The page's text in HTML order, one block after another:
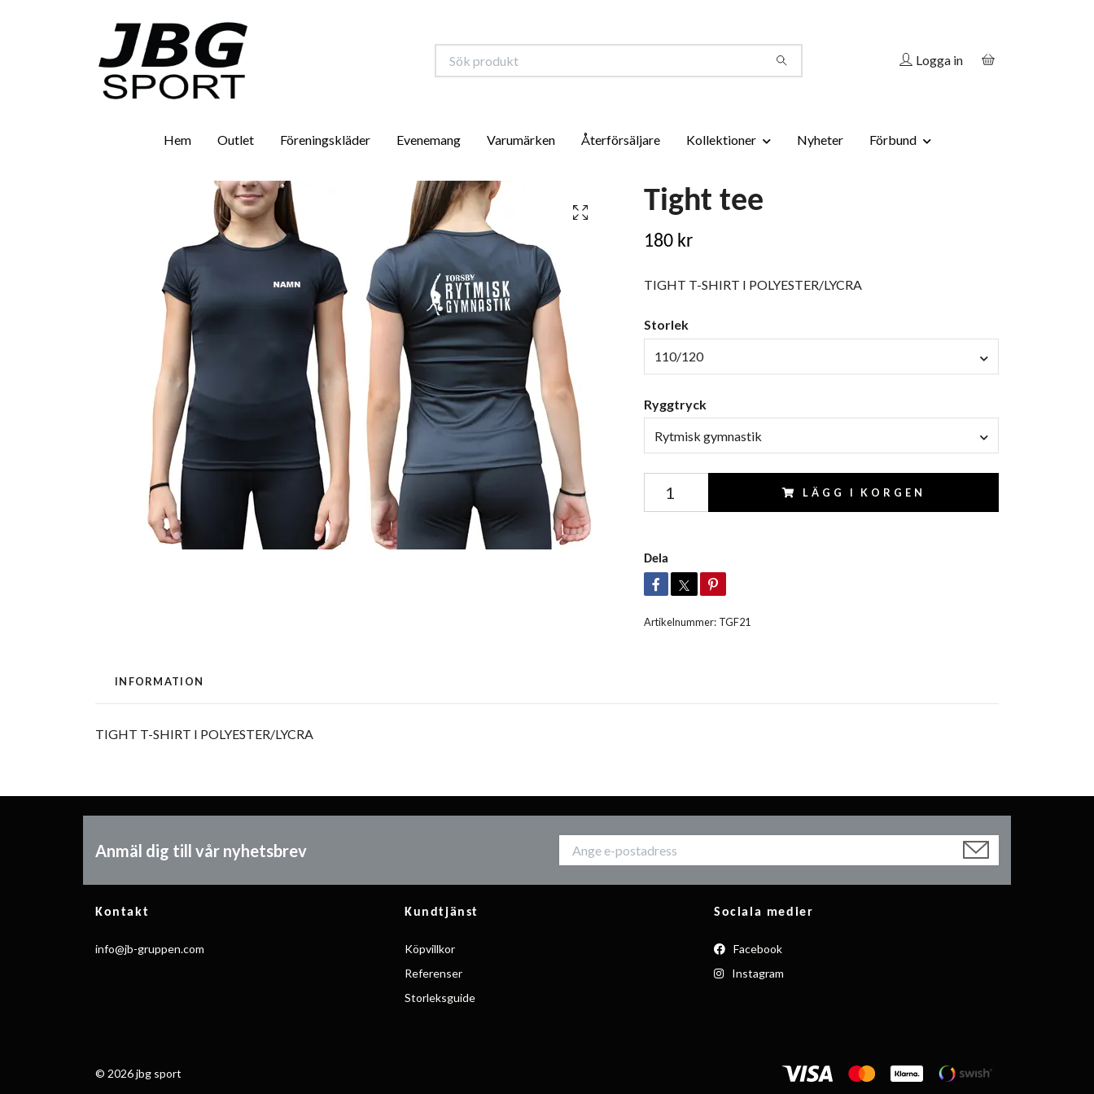
Logga in
Hem Outlet Föreningskläder Evenemang Varumärken Återförsäljare Kollektioner Nyheter Förbund
Tight tee
180 kr
TIGHT T-SHIRT I POLYESTER/LYCRA
Storlek
110/120
Ryggtryck
Rytmisk gymnastik
LÄGG I KORGEN
Dela
Artikelnummer: TGF21
INFORMATION
TIGHT T-SHIRT I POLYESTER/LYCRA
Anmäl dig till vår nyhetsbrev
Kontakt
info@jb-gruppen.com
Kundtjänst
Köpvillkor
Referenser
Storleksguide
Sociala medier
Facebook
Instagram
© 2026 jbg sport